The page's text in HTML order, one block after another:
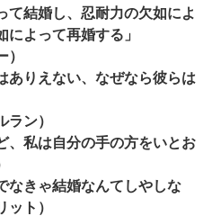
て結婚し、忍耐力の欠如によ
によって再婚する」
ありえない、なぜなら彼らは
ン）
、私は自分の手の方をいとお
なきゃ結婚なんてしやしな
ト）